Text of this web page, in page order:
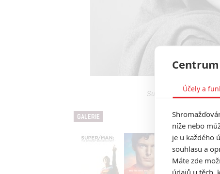
Super/Man: The
GALERIE
Účely a
níže nebo
je u každého
souhlasu a
Máte zde
údajů u těch,